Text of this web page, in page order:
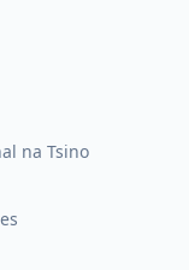
na Tsino